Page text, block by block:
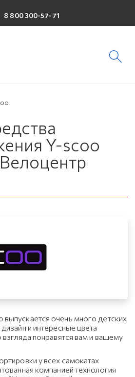
8 800 300-57-71
Y-scoo
очень много детских
и интересные цвета
понравятся вам и вашему
у всех самокатах
компанией технология